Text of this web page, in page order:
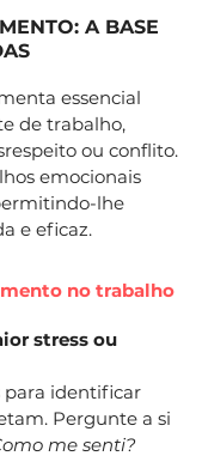
A BASE
essencial
de trabalho,
ou conflito.
emocionais
lhe
e eficaz.
no trabalho
stress ou
para identificar
Pergunte a si
me senti?